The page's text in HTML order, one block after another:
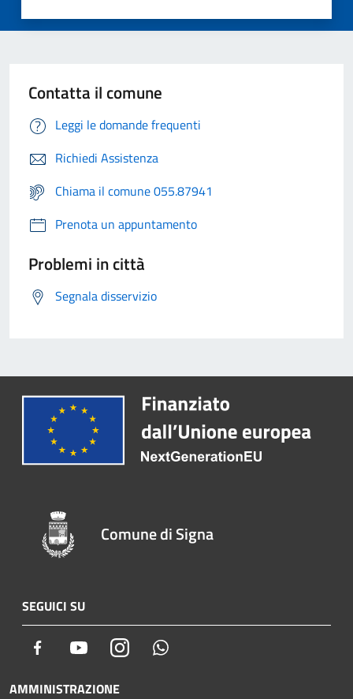
Contatta il comune
Leggi le domande frequenti
Richiedi Assistenza
Chiama il comune 055.87941
Prenota un appuntamento
Problemi in città
Segnala disservizio
Comune di Signa
SEGUICI SU
Facebook YoutubeInstagram
AMMINISTRAZIONE